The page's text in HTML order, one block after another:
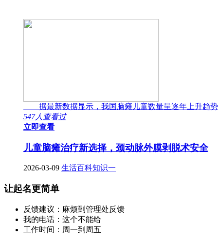
据最新数据显示，我国脑瘫儿童数量呈逐年上升趋势
547人查看过
立即查看
儿童脑瘫治疗新选择，颈动脉外膜剥脱术安全
2026-03-09 生活百科知识一
让起名更简单
反馈建议：麻烦到管理处反馈
我的电话：这个不能给
工作时间：周一到周五